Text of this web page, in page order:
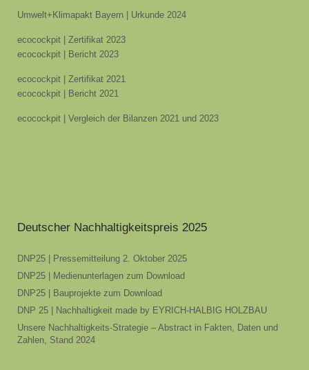
Umwelt+Klimapakt Bayern | Urkunde 2024
ecocockpit | Zertifikat 2023
ecocockpit | Bericht 2023
ecocockpit | Zertifikat 2021
ecocockpit | Bericht 2021
ecocockpit | Vergleich der Bilanzen 2021 und 2023
Deutscher Nachhaltigkeitspreis 2025
DNP25 | Pressemitteilung 2. Oktober 2025
DNP25 | Medienunterlagen zum Download
DNP25 | Bauprojekte zum Download
DNP 25 | Nachhaltigkeit made by EYRICH-HALBIG HOLZBAU
Unsere Nachhaltigkeits-Strategie – Abstract in Fakten, Daten und
Zahlen, Stand 2024